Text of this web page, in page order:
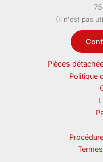
(Il n'est pas
Pièces
Politique